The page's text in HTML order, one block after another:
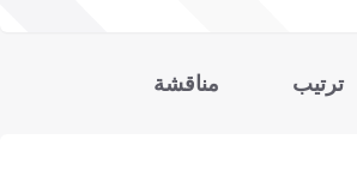
ترتيب مناقشة